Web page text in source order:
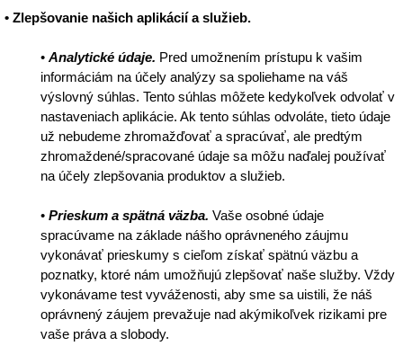
• Zlepšovanie našich aplikácií a služieb.
•Analytické údaje. Pred umožnením prístupu k vašim
informáciám na účely analýzy sa spoliehame na váš
výslovný súhlas. Tento súhlas môžete kedykoľvek odvolať v
nastaveniach aplikácie. Ak tento súhlas odvoláte, tieto údaje
už nebudeme zhromažďovať a spracúvať, ale predtým
zhromaždené/spracované údaje sa môžu naďalej používať
na účely zlepšovania produktov a služieb.
•Prieskum a spätná väzba. Vaše osobné údaje
spracúvame na základe nášho oprávneného záujmu
vykonávať prieskumy s cieľom získať spätnú väzbu a
poznatky, ktoré nám umožňujú zlepšovať naše služby. Vždy
vykonávame test vyváženosti, aby sme sa uistili, že náš
oprávnený záujem prevažuje nad akýmikoľvek rizikami pre
vaše práva a slobody.